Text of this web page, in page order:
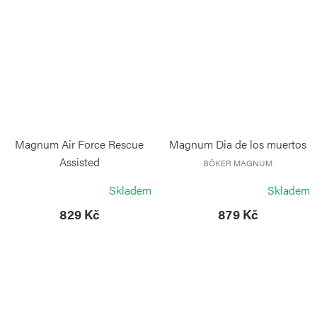
Magnum Air Force Rescue
Assisted
Skladem
829 Kč
Magnum Dia de los muertos
BÖKER MAGNUM
Skladem
879 Kč